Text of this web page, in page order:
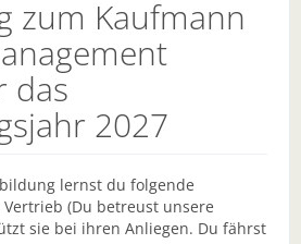
zum Kaufmann
das
2027
lernst du folgende
(Du betreust unsere
sie bei ihren Anliegen. Du fährst